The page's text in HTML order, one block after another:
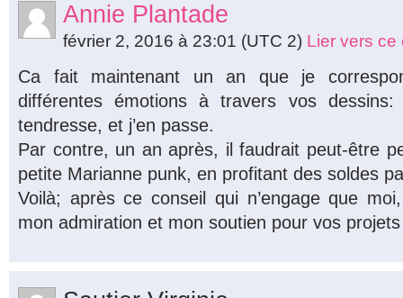
Annie Plantade
février 2, 2016 à 23:01 (UTC 2) Lier vers ce
Ca fait maintenant un an que je
différentes émotions à travers vos
tendresse, et j’en passe.
Par contre, un an après, il faudrait peut-être
petite Marianne punk, en profitant des soldes
Voilà; après ce conseil qui n’engage que
mon admiration et mon soutien pour vos